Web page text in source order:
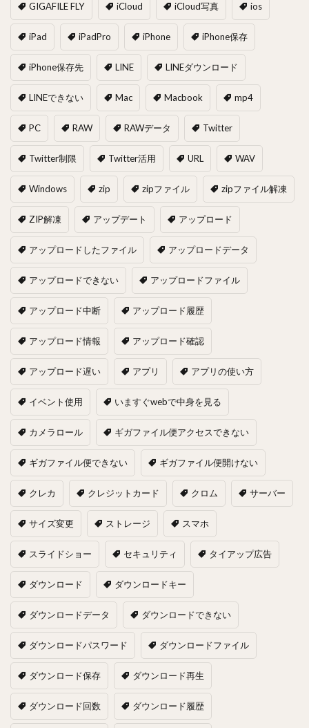
GIGAFILE FLY iCloud iCloud写真 ios
iPad iPadPro iPhone iPhone保存
iPhone保存先 LINE LINEダウンロード
LINEできない Mac Macbook mp4
PC RAW RAWデータ Twitter
Twitter制限 Twitter活用 URL WAV
Windows zip zipファイル zipファイル解凍
ZIP解凍 アップデート アップロード
アップロードしたファイル アップロードデータ
アップロードできない アップロードファイル
アップロード中断 アップロード履歴
アップロード情報 アップロード確認
アップロード遅い アプリ アプリの使い方
イベント使用 いますぐwebで中身を見る
カメラロール ギガファイル便アクセスできない
ギガファイル便できない ギガファイル便開けない
クレカ クレジットカード クロム サーバー
サイズ変更 ストレージ スマホ
スライドショー セキュリティ タイアップ広告
ダウンロード ダウンロードキー
ダウンロードデータ ダウンロードできない
ダウンロードパスワード ダウンロードファイル
ダウンロード保存 ダウンロード再生
ダウンロード回数 ダウンロード履歴